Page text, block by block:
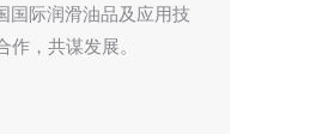
国际润滑油品及应用技
，共谋发展。